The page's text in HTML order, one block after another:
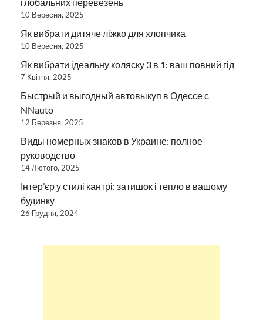
10 Вересня, 2025
Як вибрати дитяче ліжко для хлопчика
10 Вересня, 2025
Як вибрати ідеальну коляску 3 в 1: ваш повний гід
7 Квітня, 2025
Быстрый и выгодный автовыкуп в Одессе с
NNauto
12 Березня, 2025
Виды номерных знаков в Украине: полное
руководство
14 Лютого, 2025
Інтер’єр у стилі кантрі: затишок і тепло в вашому
будинку
26 Грудня, 2024